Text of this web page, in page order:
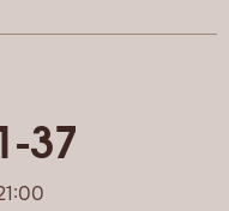
37